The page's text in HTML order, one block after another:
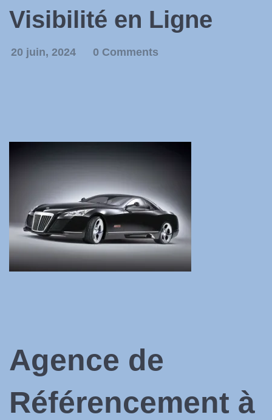
Visibilité en Ligne
20 juin, 2024 0 Comments
Agence de
Référencement à